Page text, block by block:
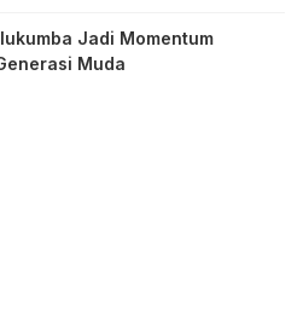
Jadi Momentum
Muda